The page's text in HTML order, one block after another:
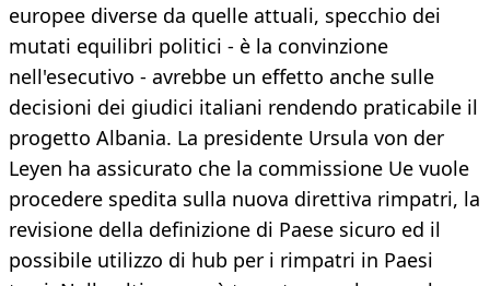
europee diverse da quelle attuali, specchio dei
mutati equilibri politici - è la convinzione
nell'esecutivo - avrebbe un effetto anche sulle
decisioni dei giudici italiani rendendo praticabile il
progetto Albania. La presidente Ursula von der
Leyen ha assicurato che la commissione Ue vuole
procedere spedita sulla nuova direttiva rimpatri, la
revisione della definizione di Paese sicuro ed il
possibile utilizzo di hub per i rimpatri in Paesi